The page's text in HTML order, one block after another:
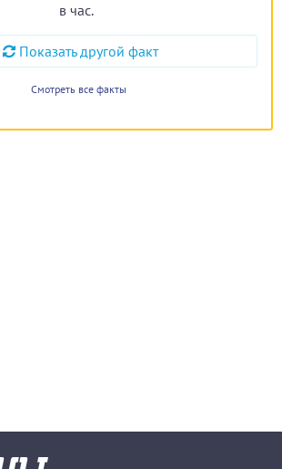
в час.
Показать другой факт
Смотреть все факты